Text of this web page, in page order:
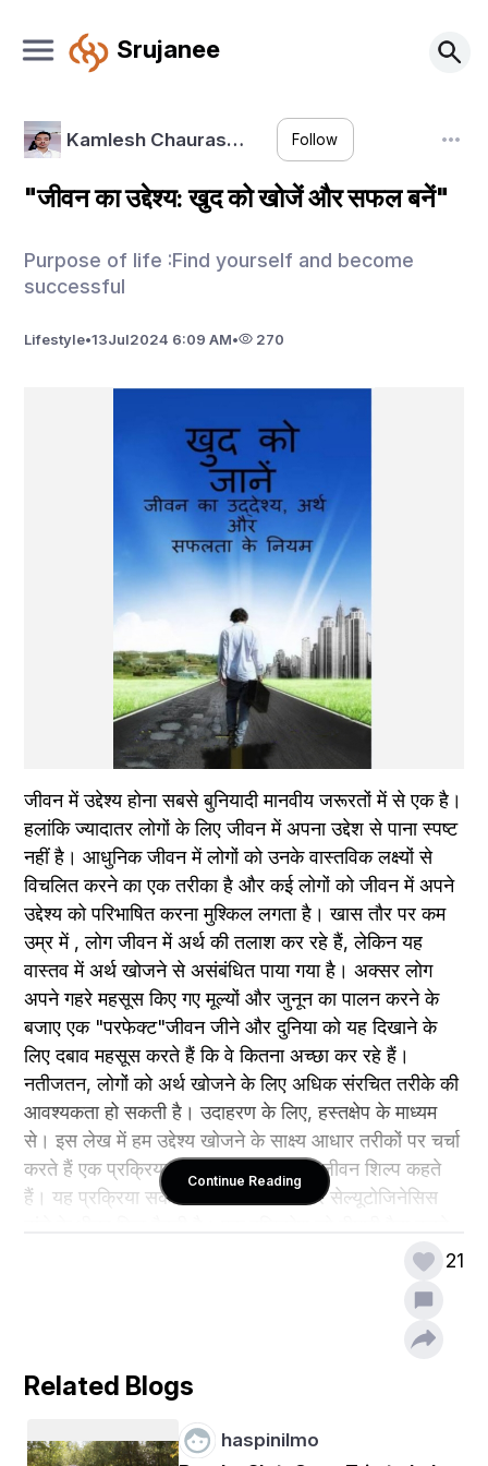
Srujanee
Kamlesh Chauras… Follow
"जीवन का उद्देश्य: खुद को खोजें और सफल बनें"
Purpose of life :Find yourself and become
successful
Lifestyle•13Jul2024 6:09 AM• 270
जीवन में उद्देश्य होना सबसे बुनियादी मानवीय जरूरतों में से एक है।
हलांकि ज्यादातर लोगों के लिए जीवन में अपना उद्देश से पाना स्पष्ट
नहीं है। आधुनिक जीवन में लोगों को उनके वास्तविक लक्ष्यों से
विचलित करने का एक तरीका है और कई लोगों को जीवन में अपने
उद्देश्य को परिभाषित करना मुश्किल लगता है। खास तौर पर कम
उम्र में , लोग जीवन में अर्थ की तलाश कर रहे हैं, लेकिन यह
वास्तव में अर्थ खोजने से असंबंधित पाया गया है। अक्सर लोग
अपने गहरे महसूस किए गए मूल्यों और जुनून का पालन करने के
बजाए एक "परफेक्ट"जीवन जीने और दुनिया को यह दिखाने के
लिए दबाव महसूस करते हैं कि वे कितना अच्छा कर रहे हैं।
नतीजतन, लोगों को अर्थ खोजने के लिए अधिक संरचित तरीके की
आवश्यकता हो सकती है। उदाहरण के लिए, हस्तक्षेप के माध्यम
से। इस लेख में हम उद्देश्य खोजने के साक्ष्य आधार तरीकों पर चर्चा
करते हैं एक प्रक्रिया के माध्यम से जिसे हम जीवन शिल्प कहते
हैं। यह प्रक्रिया सकारात्मक मनोविज्ञान और सेल्यूटोजिनेसिस
वाले कारकों के बजाय मानव स्वास्थ्य और कल्याण का समर्थन
आदर्श रुप से एक हस्तक्षेप से शुरु होती है जिसमें किसी के मूल्यों
जुनून और लक्ष्यों, सर्वोत्तम संभव स्वयं लक्ष्य प्राप्ति योजनाओ और
संयोजन शामिल होता है। इस तरह के हस्तक्षेप के महत्वपूर्ण तत्व
हैं; मूल्यों और जुनून की खोज, वर्तमान और वांछित योग्यताओं और
आदतो पर चिंतन, वर्तमान और भविष्य के सामाजिक जीवन पर
Continue Reading
21
Related Blogs
haspinilmo